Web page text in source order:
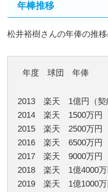
年棒推移
松井裕樹さんの年俸の推移
年度 球団 年俸
2013 楽天 1億円（契
2014 楽天 1500万円
2015 楽天 2500万円
2016 楽天 6500万円
2017 楽天 9000万円
2018 楽天 1億4000万
2019 楽天 1億1000万